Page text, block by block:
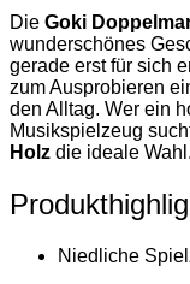
Die Goki
wunderschönes
gerade erst für sich
zum Ausprobieren
den Alltag. Wer ein
Musikspielzeug
Holz die ideale Wahl.
Niedliche